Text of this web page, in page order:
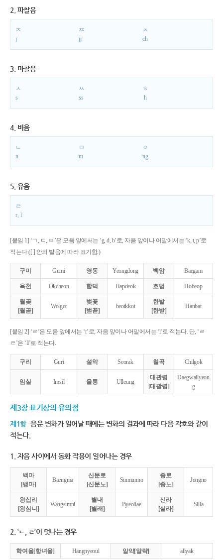
2. 파찰음
ㅈ
j
ㅉ
jj
ㅊ
ch
3. 마찰음
ㅅ
s
ㅆ
ss
ㅎ
h
4. 비음
ㄴ
n
ㅁ
m
ㅇ
ng
5. 유음
ㄹ
r, l
[붙임 1] ‘ㄱ, ㄷ, ㅂ’은 모음 앞에서는 ‘g, d, b’로, 자음 앞이나 어말에서는 ‘k, t, p’로
적는다.([ ] 안의 발음에 따라 표기함.)
구미 Gumi 영동 Yeongdong 백암 Baegam
옥천 Okcheon 합덕 Hapdeok 호법 Hobeop
월곶
[월곧]
Wolgot
벚꽃
[벋꼳]
beotkkot
한밭
[한받]
Hanbat
[붙임 2] ‘ㄹ’은 모음 앞에서는 ‘r’로, 자음 앞이나 어말에서는 ‘l’로 적는다. 단, ‘ㄹ
ㄹ’은 ‘ll’로 적는다.
구리 Guri 설악 Seorak 칠곡 Chilgok
임실 Imsil 울릉 Ulleung
대관령
[대괄령]
Daegwallyeon
g
제3장 표기상의 유의점
제1항 음운 변화가 일어날 때에는 변화의 결과에 따라 다음 각호와 같이
적는다.
1. 자음 사이에서 동화 작용이 일어나는 경우
백마
[뱅마]
Baengma
신문로
[신문노]
Sinmunno
종로
[종노]
Jongno
왕십리
[왕심니]
Wangsimni
별내
[별래]
Byeollae
신라
[실라]
Silla
2. ‘ㄴ, ㄹ’이 덧나는 경우
학여울[항녀울] Hangnyeoul 알약[알략] allyak